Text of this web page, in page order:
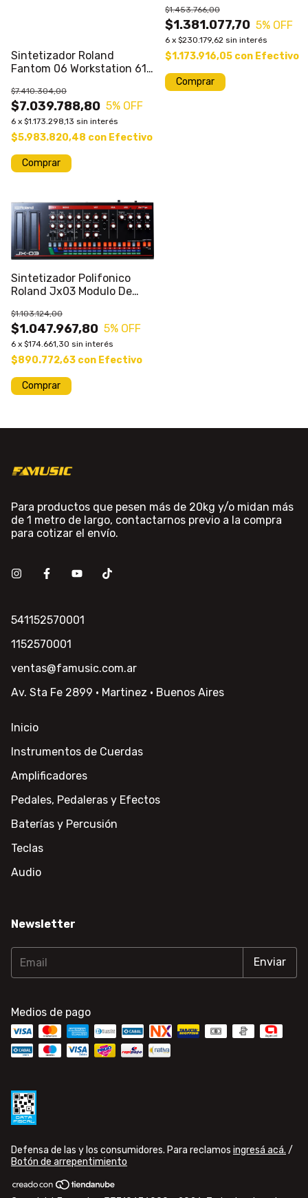
Sintetizador Roland
Fantom 06 Workstation 61
$7.039.788,80
$7.410.304,00
5% OFF
6 x $1.173.298,13 sin interés
$5.983.820,48 con Efectivo
$1.381.077,70
$1.453.766,00
5% OFF
6 x $230.179,62 sin interés
$1.173.916,05 con Efectivo
1/3
Sintetizador Polifonico
Roland Jx03 Modulo De
$1.047.967,80
$1.103.124,00
5% OFF
6 x $174.661,30 sin interés
$890.772,63 con Efectivo
Para productos que pesen más de 20kg y/o midan más
de 1 metro de largo, contactarnos previo a la compra
para cotizar el envío.
541152570001
1152570001
ventas@famusic.com.ar
Av. Sta Fe 2899 · Martinez · Buenos Aires
Inicio
Instrumentos de Cuerdas
Amplificadores
Pedales, Pedaleras y Efectos
Baterías y Percusión
Teclas
Audio
Newsletter
Medios de pago
Defensa de las y los consumidores. Para reclamos ingresá acá. /
Botón de arrepentimiento